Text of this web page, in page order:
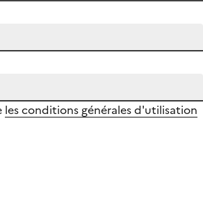
les conditions générales d'utilisation